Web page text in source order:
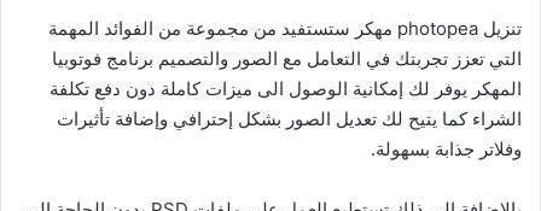
تنزيل photopea مهكر ستستفيد من مجموعة من الفوائد المهمة
التي تعزز تجربتك في التعامل مع الصور والتصميم برنامج فوتوبيا
المهكر يوفر لك إمكانية الوصول الى ميزات كاملة دون دفع تكلفة
الشراء كما يتيح لك تعديل الصور بشكل إحترافي وإضافة تأثيرات
وفلاتر جذابة بسهولة.